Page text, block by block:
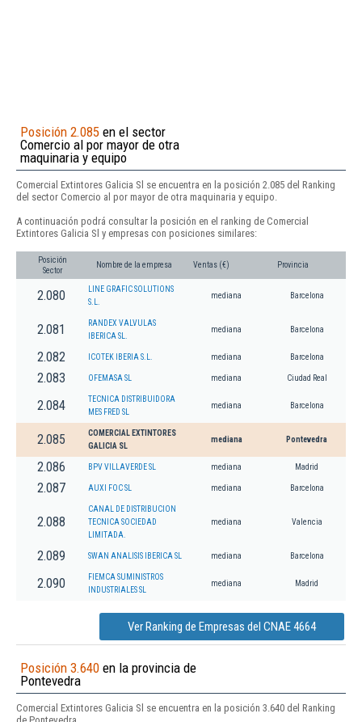
Posición 2.085 en el sector
Comercio al por mayor de otra
maquinaria y equipo
Comercial Extintores Galicia Sl se encuentra en la posición 2.085 del Ranking
del sector Comercio al por mayor de otra maquinaria y equipo.
A continuación podrá consultar la posición en el ranking de Comercial
Extintores Galicia Sl y empresas con posiciones similares:
Posición
Sector
Nombre de la empresa Ventas (€) Provincia
2.080
LINE GRAFIC SOLUTIONS
S.L.
mediana Barcelona
2.081
RANDEX VALVULAS
IBERICA SL.
mediana Barcelona
2.082 ICOTEK IBERIA S.L. mediana Barcelona
2.083 OFEMASA SL mediana Ciudad Real
2.084
TECNICA DISTRIBUIDORA
MES FRED SL
mediana Barcelona
2.085
COMERCIAL EXTINTORES
GALICIA SL
mediana Pontevedra
2.086 BPV VILLAVERDE SL mediana Madrid
2.087 AUXI FOC SL mediana Barcelona
2.088
CANAL DE DISTRIBUCION
TECNICA SOCIEDAD
LIMITADA.
mediana Valencia
2.089 SWAN ANALISIS IBERICA SL mediana Barcelona
2.090
FIEMCA SUMINISTROS
INDUSTRIALES SL
mediana Madrid
Ver Ranking de Empresas del CNAE 4664
Posición 3.640 en la provincia de
Pontevedra
Comercial Extintores Galicia Sl se encuentra en la posición 3.640 del Ranking